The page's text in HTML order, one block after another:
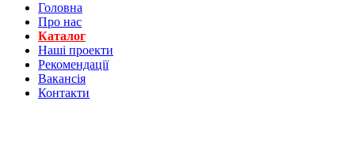
Головна
Про нас
Каталог
Нашi проекти
Рекомендації
Вакансiя
Контакти